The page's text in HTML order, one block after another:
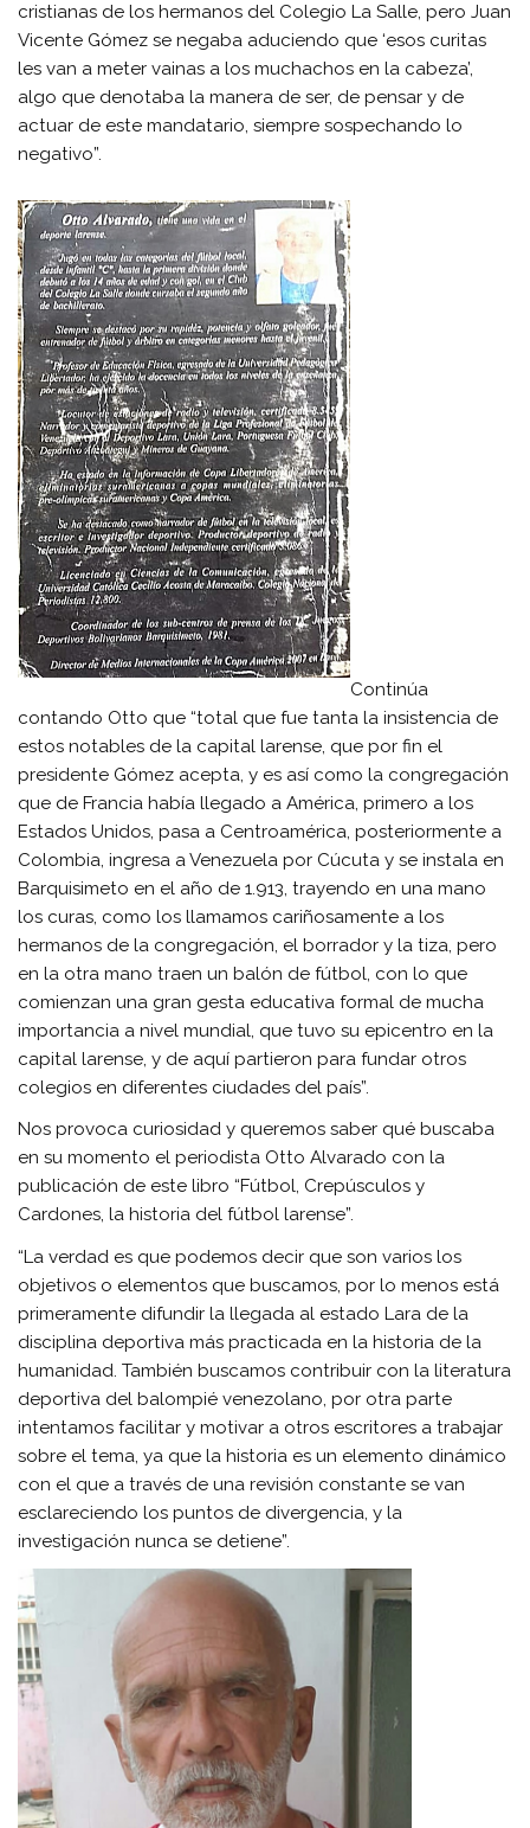
cristianas de los hermanos del Colegio La Salle, pero Juan
Vicente Gómez se negaba aduciendo que ‘esos curitas
les van a meter vainas a los muchachos en la cabeza’,
algo que denotaba la manera de ser, de pensar y de
actuar de este mandatario, siempre sospechando lo
negativo”.
Continúa
contando Otto que “total que fue tanta la insistencia de
estos notables de la capital larense, que por fin el
presidente Gómez acepta, y es así como la congregación
que de Francia había llegado a América, primero a los
Estados Unidos, pasa a Centroamérica, posteriormente a
Colombia, ingresa a Venezuela por Cúcuta y se instala en
Barquisimeto en el año de 1.913, trayendo en una mano
los curas, como los llamamos cariñosamente a los
hermanos de la congregación, el borrador y la tiza, pero
en la otra mano traen un balón de fútbol, con lo que
comienzan una gran gesta educativa formal de mucha
importancia a nivel mundial, que tuvo su epicentro en la
capital larense, y de aquí partieron para fundar otros
colegios en diferentes ciudades del país”.
Nos provoca curiosidad y queremos saber qué buscaba
en su momento el periodista Otto Alvarado con la
publicación de este libro “Fútbol, Crepúsculos y
Cardones, la historia del fútbol larense”.
“La verdad es que podemos decir que son varios los
objetivos o elementos que buscamos, por lo menos está
primeramente difundir la llegada al estado Lara de la
disciplina deportiva más practicada en la historia de la
humanidad. También buscamos contribuir con la literatura
deportiva del balompié venezolano, por otra parte
intentamos facilitar y motivar a otros escritores a trabajar
sobre el tema, ya que la historia es un elemento dinámico
con el que a través de una revisión constante se van
esclareciendo los puntos de divergencia, y la
investigación nunca se detiene”.